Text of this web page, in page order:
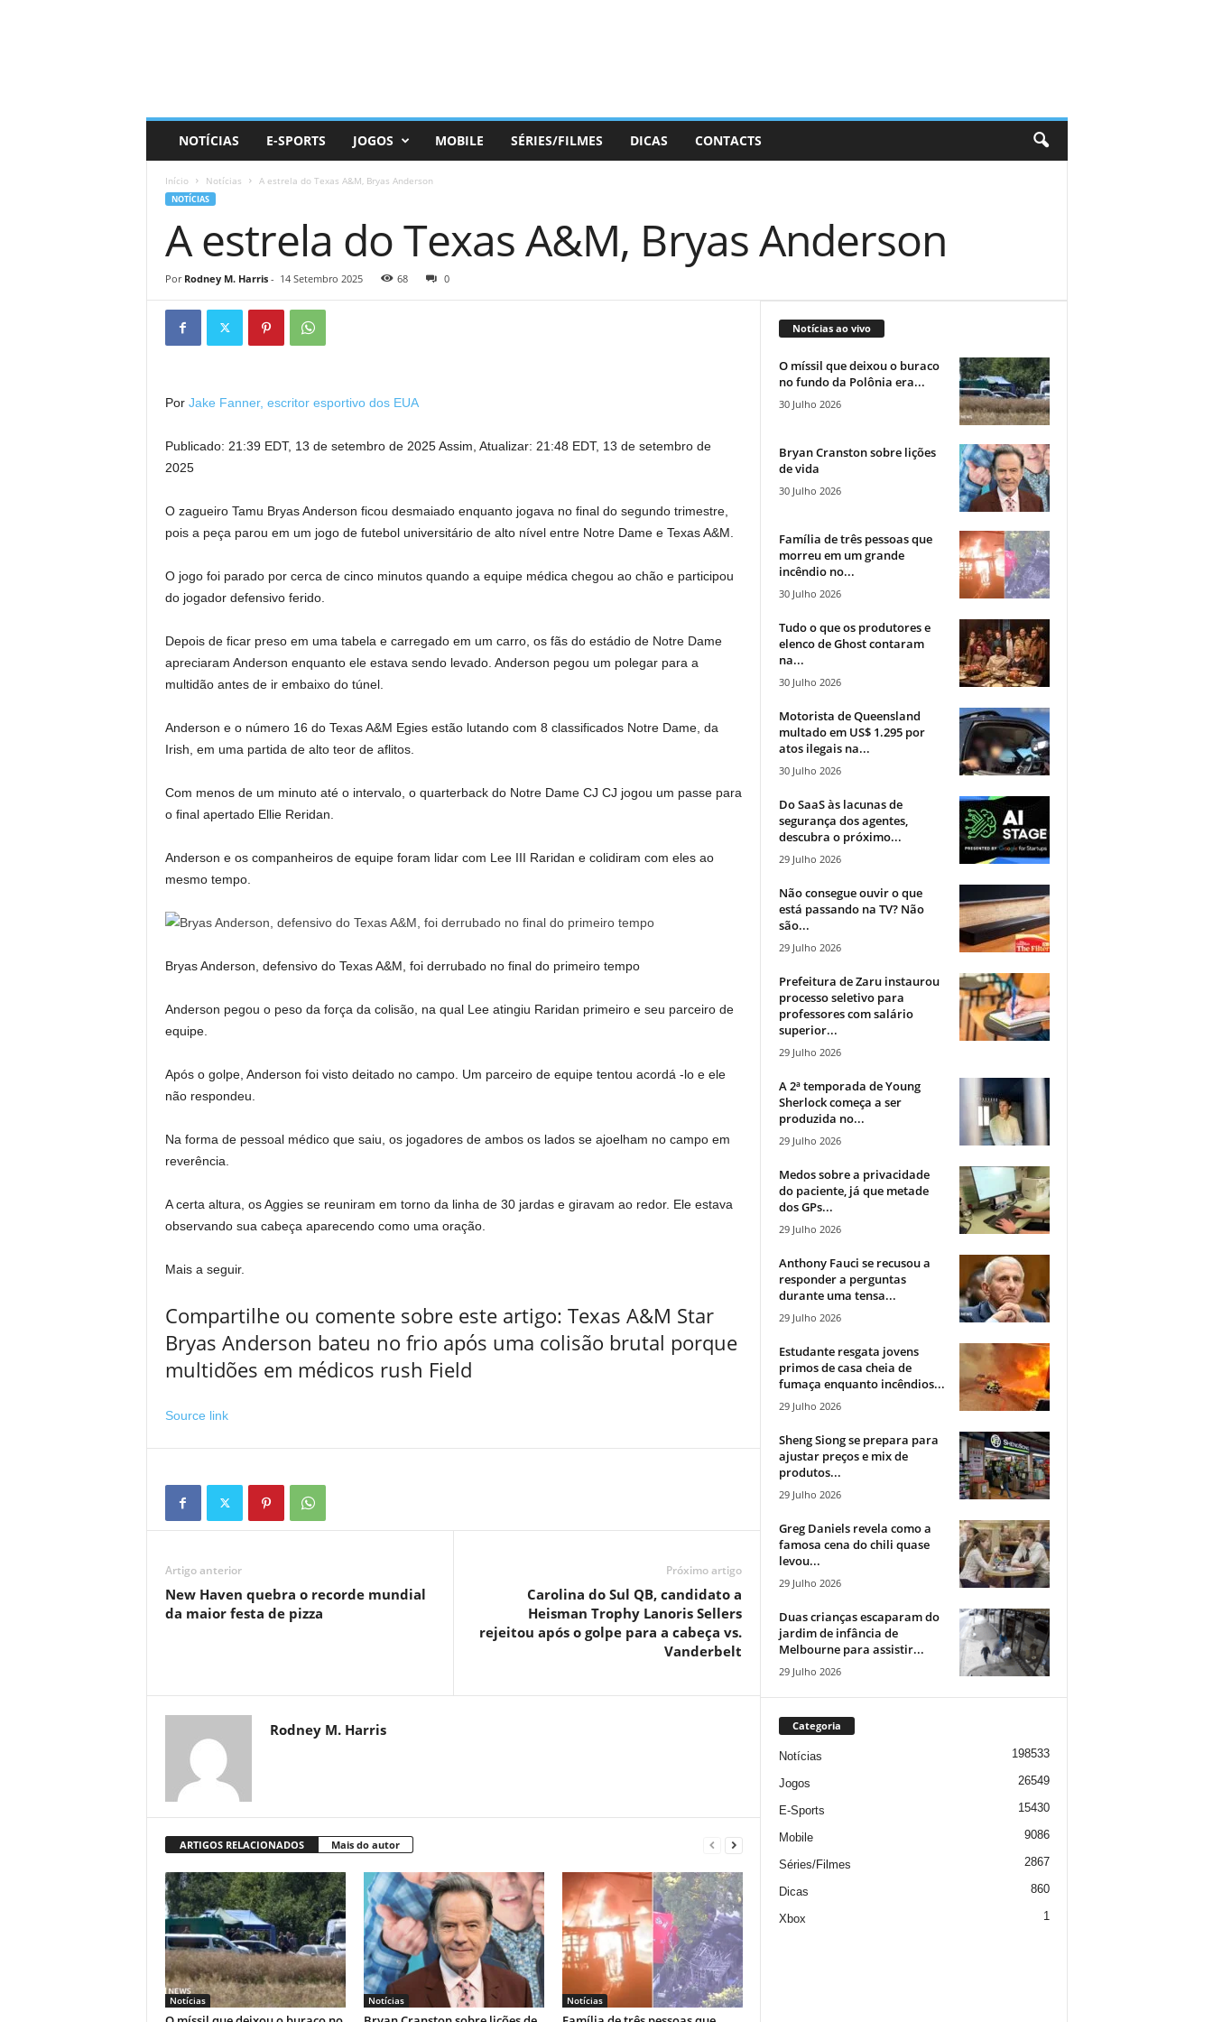
NOTÍCIAS E-SPORTS JOGOS MOBILE SÉRIES/FILMES DICAS CONTACTS
Início Notícias A estrela do Texas A&M, Bryas Anderson
NOTÍCIAS
A estrela do Texas A&M, Bryas Anderson
Por Rodney M. Harris- 14 Setembro 2025 68 0
Por Jake Fanner, escritor esportivo dos EUA
Publicado: 21:39 EDT, 13 de setembro de 2025Assim, Atualizar: 21:48 EDT, 13 de setembro de
2025
O zagueiro Tamu Bryas Anderson ficou desmaiado enquanto jogava no final do segundo trimestre,
pois a peça parou em um jogo de futebol universitário de alto nível entre Notre Dame e Texas A&M.
O jogo foi parado por cerca de cinco minutos quando a equipe médica chegou ao chão e participou
do jogador defensivo ferido.
Depois de ficar preso em uma tabela e carregado em um carro, os fãs do estádio de Notre Dame
apreciaram Anderson enquanto ele estava sendo levado. Anderson pegou um polegar para a
multidão antes de ir embaixo do túnel.
Anderson e o número 16 do Texas A&M Egies estão lutando com 8 classificados Notre Dame, da
Irish, em uma partida de alto teor de aflitos.
Com menos de um minuto até o intervalo, o quarterback do Notre Dame CJ CJ jogou um passe para
o final apertado Ellie Reridan.
Anderson e os companheiros de equipe foram lidar com Lee III Raridan e colidiram com eles ao
mesmo tempo.
Bryas Anderson, defensivo do Texas A&M, foi derrubado no final do primeiro tempo
Anderson pegou o peso da força da colisão, na qual Lee atingiu Raridan primeiro e seu parceiro de
equipe.
Após o golpe, Anderson foi visto deitado no campo. Um parceiro de equipe tentou acordá -lo e ele
não respondeu.
Na forma de pessoal médico que saiu, os jogadores de ambos os lados se ajoelham no campo em
reverência.
A certa altura, os Aggies se reuniram em torno da linha de 30 jardas e giravam ao redor. Ele estava
observando sua cabeça aparecendo como uma oração.
Mais a seguir.
Compartilhe ou comente sobre este artigo: Texas A&M Star
Bryas Anderson bateu no frio após uma colisão brutal porque
multidões em médicos rush Field
Source link
Artigo anterior
New Haven quebra o recorde mundial
da maior festa de pizza
Próximo artigo
Carolina do Sul QB, candidato a
Heisman Trophy Lanoris Sellers
rejeitou após o golpe para a cabeça vs.
Vanderbelt
Rodney M. Harris
ARTIGOS RELACIONADOS Mais do autor
Notícias Notícias Notícias
Notícias ao vivo
O míssil que deixou o buraco
no fundo da Polônia era...
30 Julho 2026
Bryan Cranston sobre lições
de vida
30 Julho 2026
Família de três pessoas que
morreu em um grande
incêndio no...
30 Julho 2026
Tudo o que os produtores e
elenco de Ghost contaram
na...
30 Julho 2026
Motorista de Queensland
multado em US$ 1.295 por
atos ilegais na...
30 Julho 2026
Do SaaS às lacunas de
segurança dos agentes,
descubra o próximo...
29 Julho 2026
Não consegue ouvir o que
está passando na TV? Não
são...
29 Julho 2026
Prefeitura de Zaru instaurou
processo seletivo para
professores com salário
superior...
29 Julho 2026
A 2ª temporada de Young
Sherlock começa a ser
produzida no...
29 Julho 2026
Medos sobre a privacidade
do paciente, já que metade
dos GPs...
29 Julho 2026
Anthony Fauci se recusou a
responder a perguntas
durante uma tensa...
29 Julho 2026
Estudante resgata jovens
primos de casa cheia de
fumaça enquanto incêndios...
29 Julho 2026
Sheng Siong se prepara para
ajustar preços e mix de
produtos...
29 Julho 2026
Greg Daniels revela como a
famosa cena do chili quase
levou...
29 Julho 2026
Duas crianças escaparam do
jardim de infância de
Melbourne para assistir...
29 Julho 2026
Categoria
Notícias 198533
Jogos 26549
E-Sports 15430
Mobile 9086
Séries/Filmes 2867
Dicas 860
Xbox 1